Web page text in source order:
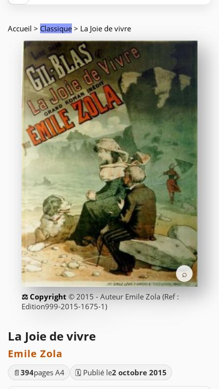
Accueil > Classique > La Joie de vivre
⌕
© 2015 - Auteur Emile Zola (Ref :
Edition999-2015-1675-1)
La Joie de vivre
Emile Zola
📄 394pages A4 🗓️ Publié le2 octobre 2015